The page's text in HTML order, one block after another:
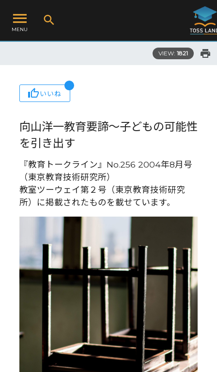
MENU
VIEW: 1821
いいね
向山洋一教育要諦〜子どもの可能性
を引き出す
『教育トークライン』No.256 2004年8月号
（東京教育技術研究所）
教室ツーウェイ第２号（東京教育技術研究
所）に掲載されたものを載せています。